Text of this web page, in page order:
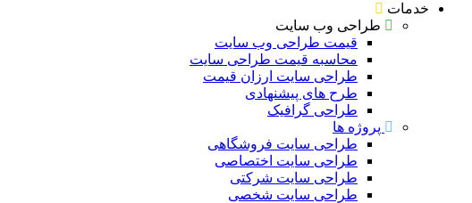
خدمات
طراحی وب سایت
قیمت طراحی وب سایت
محاسبه قیمت طراحی سایت
طراحی سایت ارزان قیمت
طرح های پیشنهادی
طراحی گرافیک
پروژه ها
طراحی سایت فروشگاهی
طراحی سایت اختصاصی
طراحی سایت شرکتی
طراحی سایت شخصی